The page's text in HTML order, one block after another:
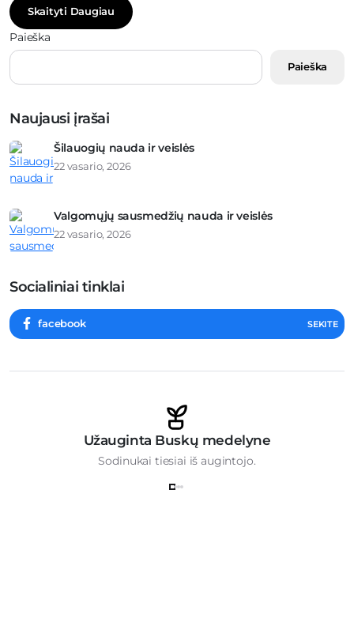
Skaityti Daugiau
Paieška
Paieška
Naujausi įrašai
Šilauogių nauda ir veislės
22 vasario, 2026
Valgomųjų sausmedžių nauda ir veislės
22 vasario, 2026
Socialiniai tinklai
facebook SEKITE
Užauginta Buskų medelyne
Sodinukai tiesiai iš augintojo.